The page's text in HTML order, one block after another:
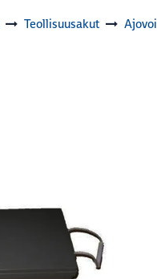
Teollisuusakut